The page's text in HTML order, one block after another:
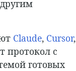
Claude, Cursor,
протокол с
готовых